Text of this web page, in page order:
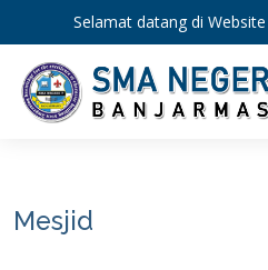
Selamat datang di
Mesjid